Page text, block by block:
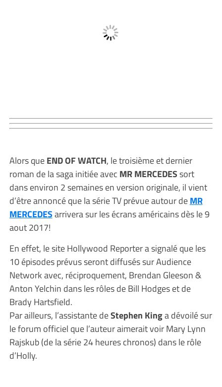
Alors queEND OF WATCH, le troisième et dernier
roman de la saga initiée avec MR MERCEDESsort
dans environ 2 semaines en version originale, il vient
d’être annoncé que la série TV prévue autour deMR
MERCEDESarrivera sur les écrans américains dès le 9
aout 2017!
En effet, le site Hollywood Reporter a signalé que les
10 épisodes prévus seront diffusés sur Audience
Network avec, réciproquement, Brendan Gleeson &
Anton Yelchin dans les rôles de Bill Hodges et de
Brady Hartsfield.
Par ailleurs, l’assistante deStephen Kinga dévoilé sur
le forum officiel que l’auteur aimerait voir Mary Lynn
Rajskub (de la série 24 heures chronos) dans le rôle
d’Holly.